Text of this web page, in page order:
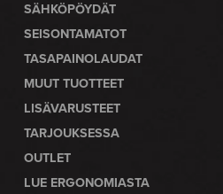
SÄHKÖPÖYDÄT
SEISONTAMATOT
TASAPAINOLAUDAT
MUUT TUOTTEET
LISÄVARUSTEET
TARJOUKSESSA
OUTLET
LUE ERGONOMIASTA